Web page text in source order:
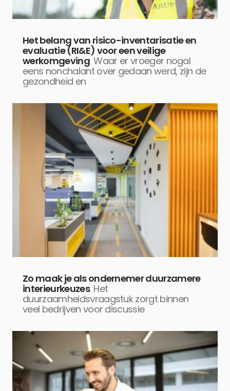
Het belang van risico-inventarisatie en
evaluatie (RI&E) voor een veilige
werkomgeving Waar er vroeger nogal
eens nonchalant over gedaan werd, zijn de
gezondheid en
Zo maak je als ondernemer duurzamere
interieurkeuzes Het
duurzaamheidsvraagstuk zorgt binnen
veel bedrijven voor discussie